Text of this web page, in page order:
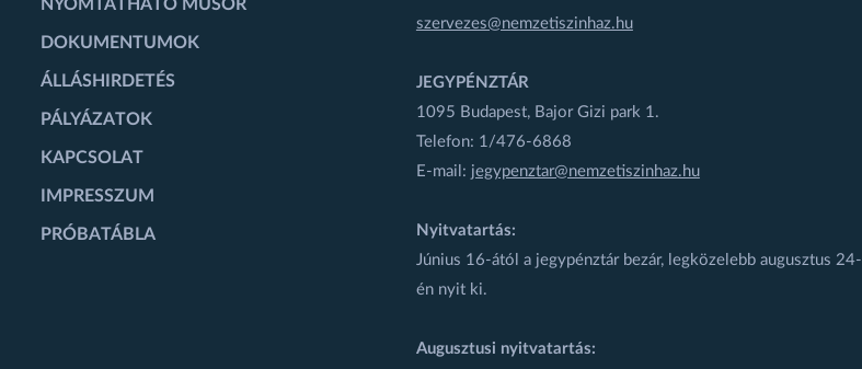
NYOMTATHATÓ MŰSOR
DOKUMENTUMOK
ÁLLÁSHIRDETÉS
PÁLYÁZATOK
KAPCSOLAT
IMPRESSZUM
PRÓBATÁBLA
szervezes@nemzetiszinhaz.hu
JEGYPÉNZTÁR
1095 Budapest, Bajor Gizi park 1.
Telefon: 1/476-6868
E-mail: jegypenztar@nemzetiszinhaz.hu
Nyitvatartás:
Június 16-ától a jegypénztár bezár, legközelebb augusztus 24-
én nyit ki.
Augusztusi nyitvatartás: